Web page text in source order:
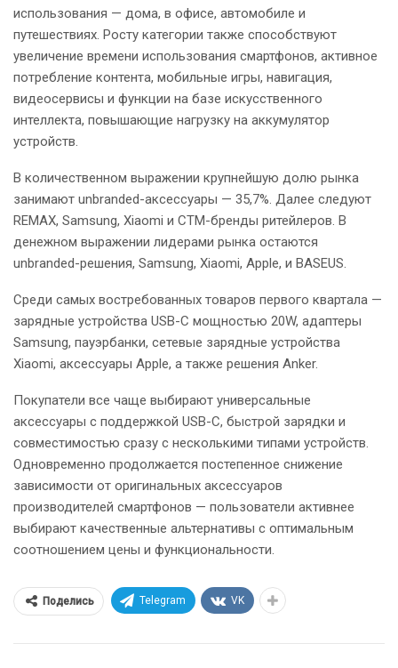
использования — дома, в офисе, автомобиле и
путешествиях. Росту категории также способствуют
увеличение времени использования смартфонов, активное
потребление контента, мобильные игры, навигация,
видеосервисы и функции на базе искусственного
интеллекта, повышающие нагрузку на аккумулятор
устройств.
В количественном выражении крупнейшую долю рынка
занимают unbranded-аксессуары — 35,7%. Далее следуют
REMAX, Samsung, Xiaomi и СТМ-бренды ритейлеров. В
денежном выражении лидерами рынка остаются
unbranded-решения, Samsung, Xiaomi, Apple, и BASEUS.
Среди самых востребованных товаров первого квартала —
зарядные устройства USB-C мощностью 20W, адаптеры
Samsung, пауэрбанки, сетевые зарядные устройства
Xiaomi, аксессуары Apple, а также решения Anker.
Покупатели все чаще выбирают универсальные
аксессуары с поддержкой USB-C, быстрой зарядки и
совместимостью сразу с несколькими типами устройств.
Одновременно продолжается постепенное снижение
зависимости от оригинальных аксессуаров
производителей смартфонов — пользователи активнее
выбирают качественные альтернативы с оптимальным
соотношением цены и функциональности.
Поделись Telegram VK